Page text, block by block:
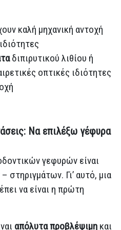
καλή μηχανική αντοχή
διπιρυτικού λιθίου ή
οπτικές ιδιότητες
Να επιλέξω γέφυρα
γεφυρών είναι
στηριγμάτων. Γι’ αυτό, μια
να είναι η πρώτη
απόλυτα προβλέψιμη και